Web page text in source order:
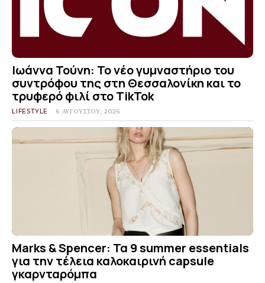
Ιωάννα Τούνη: Το νέο γυμναστήριο του
συντρόφου της στη Θεσσαλονίκη και το
τρυφερό φιλί στο TikTok
LIFESTYLE 6 ΑΥΓΟΎΣΤΟΥ, 2026
Marks & Spencer: Τα 9 summer essentials
για την τέλεια καλοκαιρινή capsule
γκαρνταρόμπα